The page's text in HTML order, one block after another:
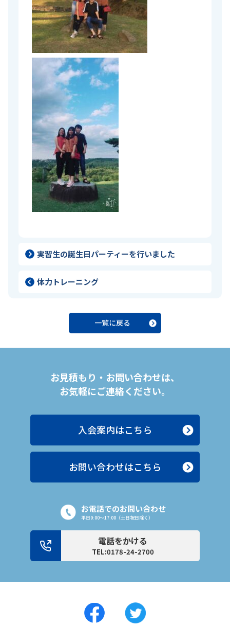
実習生の誕生日パーティーを行いました
体力トレーニング
一覧に戻る
お見積もり・お問い合わせは、
お気軽にご連絡ください。
入会案内はこちら
お問い合わせはこちら
お電話でのお問い合わせ
平日9:00〜17:00（土日祝日除く）
電話をかける
TEL:0178-24-2700